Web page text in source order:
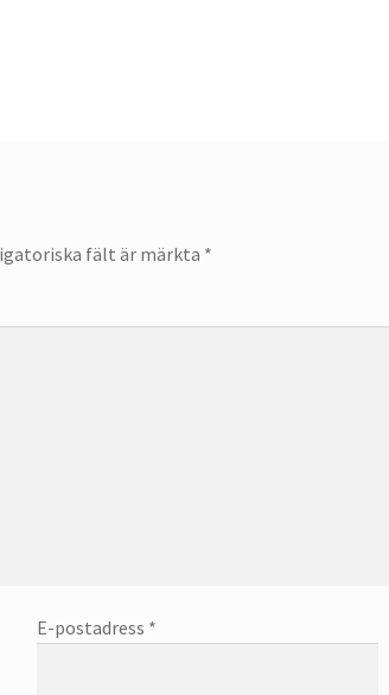
fält är märkta *
E-postadress *